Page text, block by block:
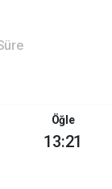
Öğle
13:21